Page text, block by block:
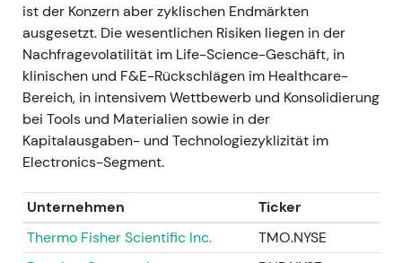
2021-09-30 — Einvernehmliche Beendigung der
Bintrafusp-alfa-Zusammenarbeit mit GSK-
Ereignis: Merck und GSK beendeten ihre Bintrafusp-
alfa-Kooperation im gegenseitigen Einvernehmen;
Meilensteinzahlungen wurden keine geleistet,
künftige Verpflichtungen bestehen nicht mehr.
Einordnung: Ein wesentliches klinisches Binärrisiko
entfiel; Investoren richteten ihre
organische Wachstum in Life Science und
Electronics aus, anstatt auf Pipeline-Upside aus
diesem Programm zu setzen.[9],[8]- Technisch:
ist der Konzern aber zyklischen Endmärkten
ausgesetzt. Die wesentlichen Risiken liegen in der
Nachfragevolatilität im Life-Science-Geschäft, in
klinischen und F&E-Rückschlägen im Healthcare-
Bereich, in intensivem Wettbewerb und Konsolidierung
bei Tools und Materialien sowie in der
Kapitalausgaben- und Technologiezyklizität im
Electronics-Segment.
Unternehmen
Ticker
Thermo Fisher Scientific Inc.
TMO.NYSE